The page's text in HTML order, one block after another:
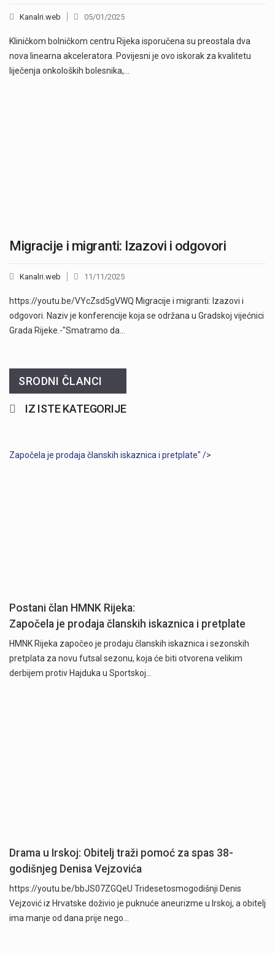
Kanalri.web 05/01/2025
Kliničkom bolničkom centru Rijeka isporučena su preostala dva
nova linearna akceleratora. Povijesni je ovo iskorak za kvalitetu
liječenja onkoloških bolesnika,…
Migracije i migranti: Izazovi i odgovori
Kanalri.web 11/11/2025
https://youtu.be/VYcZsd5gVWQ Migracije i migranti: Izazovi i
odgovori. Naziv je konferencije koja se održana u Gradskoj vijećnici
Grada Rijeke.-"Smatramo da…
SRODNI ČLANCI
IZ ISTE KATEGORIJE
Započela je prodaja članskih iskaznica i pretplate" />
Postani član HMNK Rijeka:
Započela je prodaja članskih iskaznica i pretplate
HMNK Rijeka započeo je prodaju članskih iskaznica i sezonskih
pretplata za novu futsal sezonu, koja će biti otvorena velikim
derbijem protiv Hajduka u Sportskoj…
Drama u Irskoj: Obitelj traži pomoć za spas 38-
godišnjeg Denisa Vejzovića
https://youtu.be/bbJS07ZGQeU Tridesetosmogodišnji Denis
Vejzović iz Hrvatske doživio je puknuće aneurizme u Irskoj, a obitelj
ima manje od dana prije nego…